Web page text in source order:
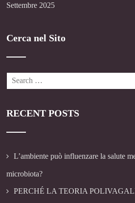
Settembre 2025
Cerca nel Sito
RECENT POSTS
L’ambiente può influenzare la salute
microbiota?
PERCHÉ LA TEORIA